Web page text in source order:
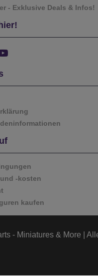
- Exklusive Deals & Infos!
-kosten
kaufen
- Miniatures & More |